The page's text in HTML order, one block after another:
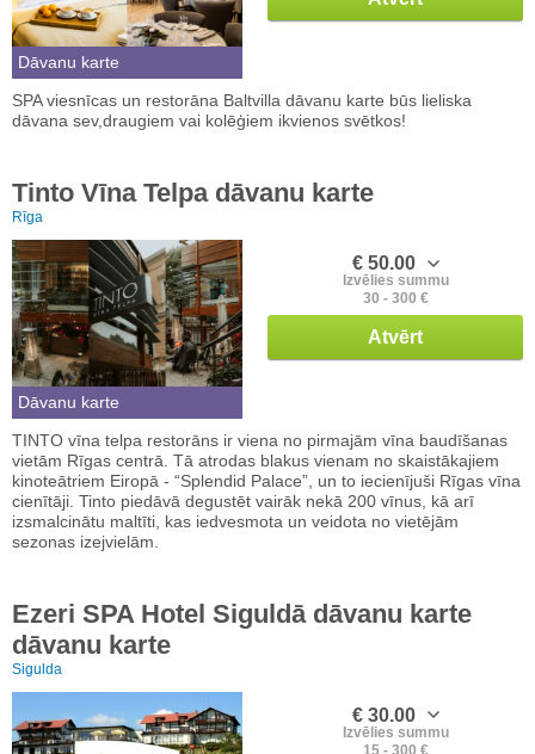
Dāvanu karte
SPA viesnīcas un restorāna Baltvilla dāvanu karte būs lieliska
dāvana sev,draugiem vai kolēģiem ikvienos svētkos!
Tinto Vīna Telpa dāvanu karte
Rīga
Dāvanu karte
€ 50.00
Izvēlies summu
30 - 300 €
Atvērt
TINTO vīna telpa restorāns ir viena no pirmajām vīna baudīšanas
vietām Rīgas centrā. Tā atrodas blakus vienam no skaistākajiem
kinoteātriem Eiropā - “Splendid Palace”, un to iecienījuši Rīgas vīna
cienītāji. Tinto piedāvā degustēt vairāk nekā 200 vīnus, kā arī
izsmalcinātu maltīti, kas iedvesmota un veidota no vietējām
sezonas izejvielām.
Ezeri SPA Hotel Siguldā dāvanu karte
dāvanu karte
Sigulda
€ 30.00
Izvēlies summu
15 - 300 €